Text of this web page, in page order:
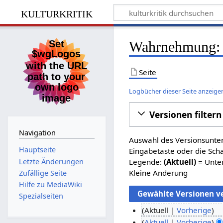
kulturkritik
Seite
Logbücher dieser Seite
Versionen filtern
Auswahl des
Eingabetaste oder die
Legende:(Aktuell) =
Kleine Änderung
Aktuell Vorherige
K
Navigation
Hauptseite
Letzte Änderungen
Zufällige Seite
Hilfe zu MediaWiki
Spezialseiten